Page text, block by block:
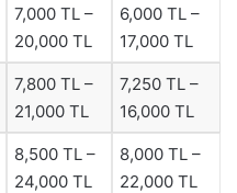
7,000 TL –
20,000 TL
6,000 TL –
17,000 TL
7,800 TL –
21,000 TL
7,250 TL –
16,000 TL
8,500 TL –
24,000 TL
8,000 TL –
22,000 TL